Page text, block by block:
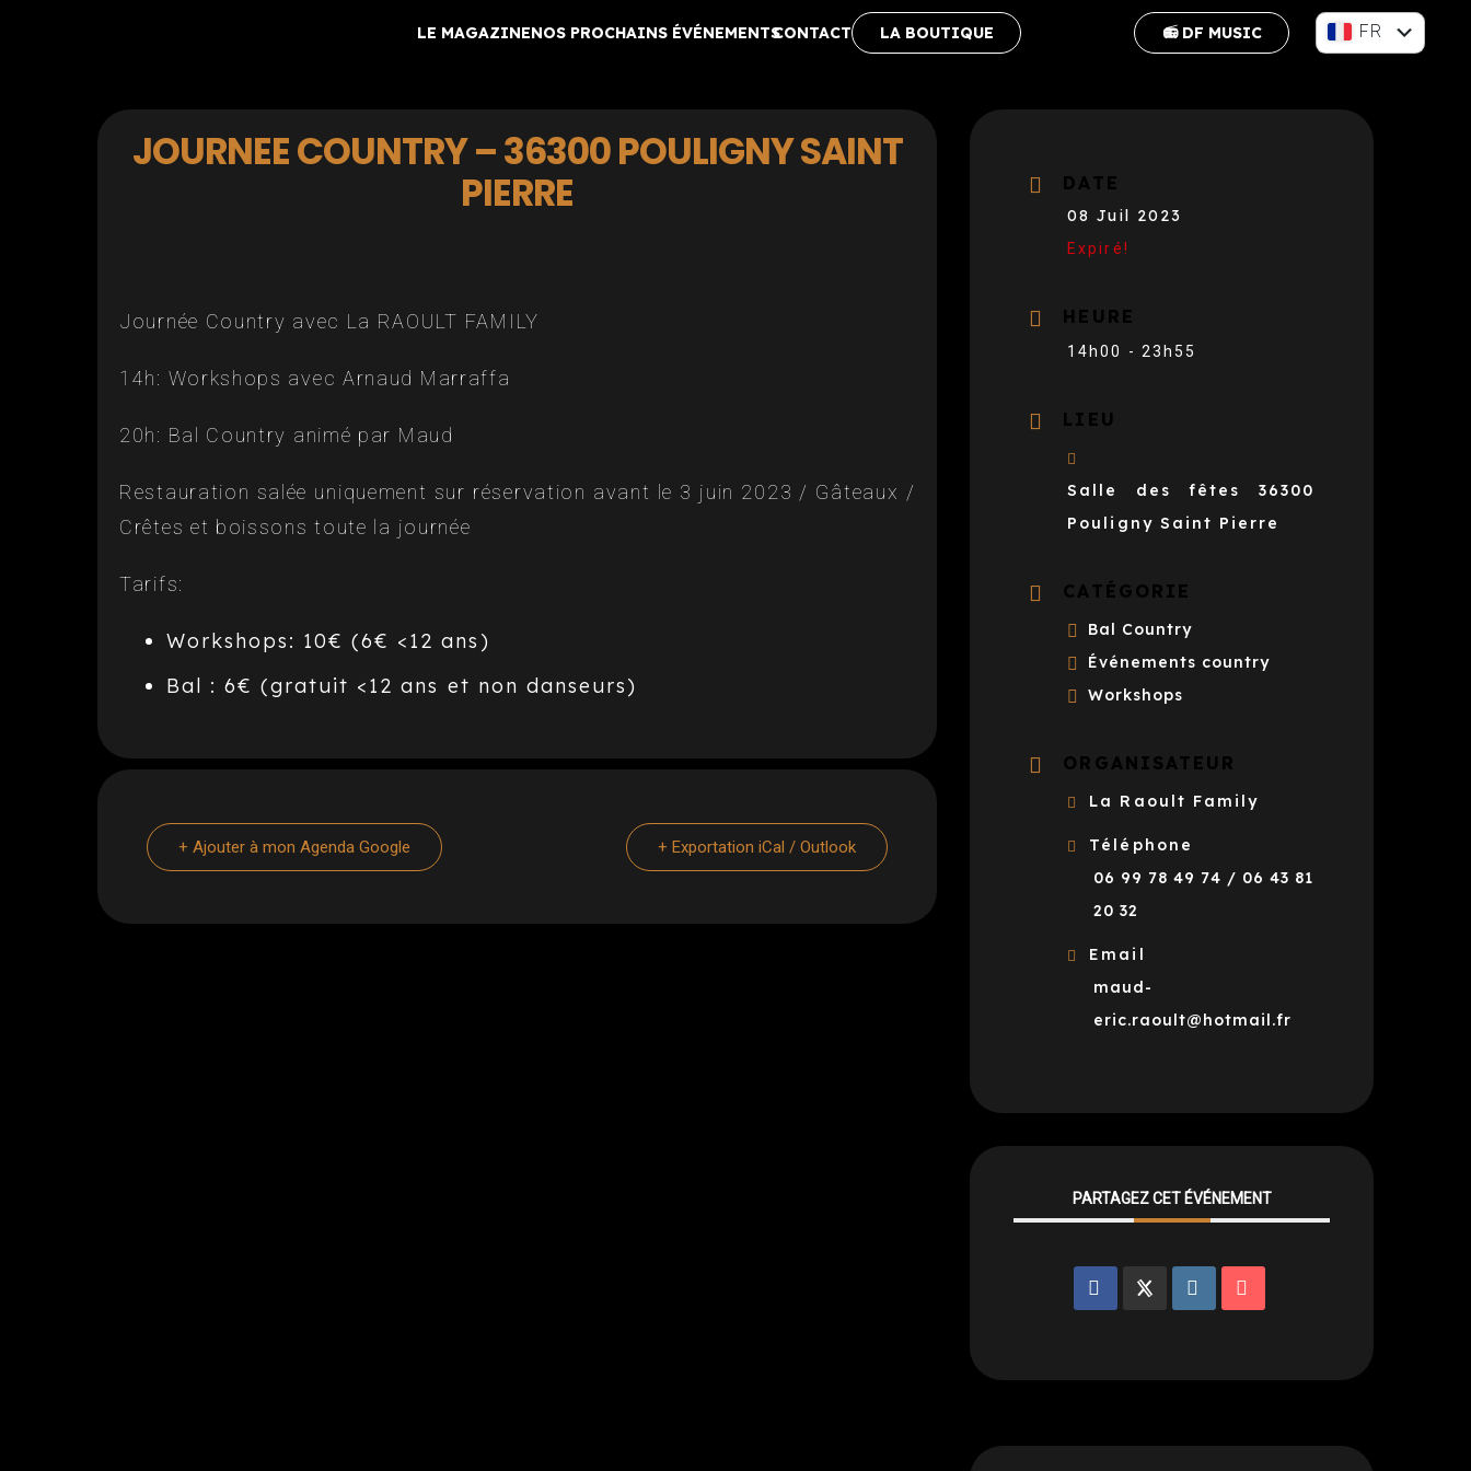
LE MAGAZINENOS PROCHAINS ÉVÉNEMENTSCONTACT LA BOUTIQUE 📻 DF MUSIC
FR
JOURNEE COUNTRY – 36300 POULIGNY SAINT
PIERRE
Journée Country avec La RAOULT FAMILY
14h: Workshops avec Arnaud Marraffa
20h: Bal Country animé par Maud
Restauration salée uniquement sur réservation avant le 3 juin 2023 / Gâteaux /
Crêtes et boissons toute la journée
Tarifs:
Workshops: 10€ (6€ <12 ans)
Bal : 6€ (gratuit <12 ans et non danseurs)
+ Ajouter à mon Agenda Google + Exportation iCal / Outlook
DATE
08 Juil 2023
Expiré!
HEURE
14h00 - 23h55
LIEU
Salle des fêtes 36300
Pouligny Saint Pierre
CATÉGORIE
Bal Country
Événements country
Workshops
ORGANISATEUR
La Raoult Family
Téléphone
06 99 78 49 74 / 06 43 81
20 32
Email
maud-
eric.raoult@hotmail.fr
PARTAGEZ CET ÉVÉNEMENT